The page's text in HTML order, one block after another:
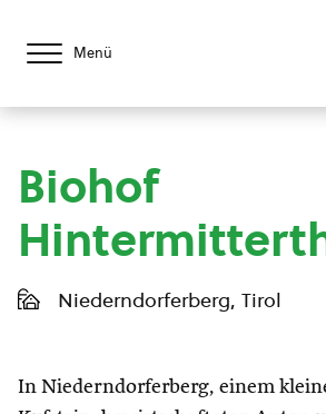
Menü
Biohof
Niederndorferberg, Tirol
In Niederndorferberg, einem